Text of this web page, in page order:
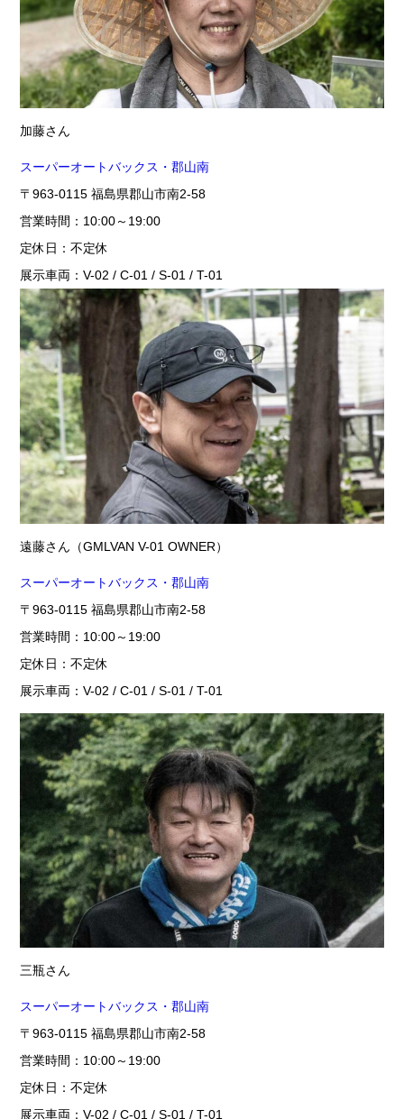
加藤さん
スーパーオートバックス・郡山南
〒963-0115 福島県郡山市南2-58
営業時間：10:00～19:00
定休日：不定休
展示車両：V-02 / C-01 / S-01 / T-01
遠藤さん（GMLVAN V-01 OWNER）
スーパーオートバックス・郡山南
〒963-0115 福島県郡山市南2-58
営業時間：10:00～19:00
定休日：不定休
展示車両：V-02 / C-01 / S-01 / T-01
三瓶さん
スーパーオートバックス・郡山南
〒963-0115 福島県郡山市南2-58
営業時間：10:00～19:00
定休日：不定休
展示車両：V-02 / C-01 / S-01 / T-01